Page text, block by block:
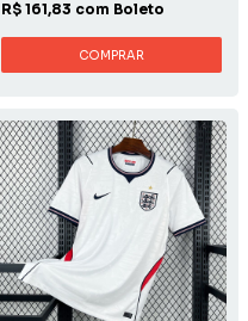
R$ 161,83 com Boleto
COMPRAR